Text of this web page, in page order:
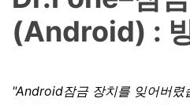
(Android) :
"Android잠금 장치를 잊어버렸